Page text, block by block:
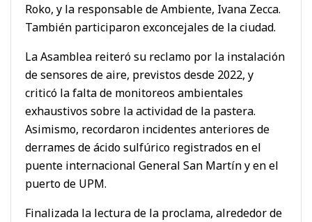
Roko, y la responsable de Ambiente, Ivana Zecca.
También participaron exconcejales de la ciudad.
La Asamblea reiteró su reclamo por la instalación
de sensores de aire, previstos desde 2022, y
criticó la falta de monitoreos ambientales
exhaustivos sobre la actividad de la pastera.
Asimismo, recordaron incidentes anteriores de
derrames de ácido sulfúrico registrados en el
puente internacional General San Martín y en el
puerto de UPM.
Finalizada la lectura de la proclama, alrededor de